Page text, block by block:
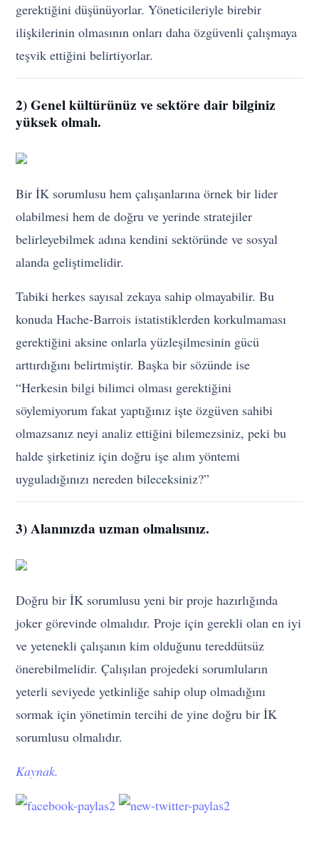
gerektiğini düşünüyorlar. Yöneticileriyle birebir
ilişkilerinin olmasının onları daha özgüvenli çalışmaya
teşvik ettiğini belirtiyorlar.
2) Genel kültürünüz ve sektöre dair bilginiz
yüksek olmalı.
Bir İK sorumlusu hem çalışanlarına örnek bir lider
olabilmesi hem de doğru ve yerinde stratejiler
belirleyebilmek adına kendini sektöründe ve sosyal
alanda geliştimelidir.
Tabiki herkes sayısal zekaya sahip olmayabilir. Bu
konuda Hache-Barrois istatistiklerden korkulmaması
gerektiğini aksine onlarla yüzleşilmesinin gücü
arttırdığını belirtmiştir. Başka bir sözünde ise
“Herkesin bilgi bilimci olması gerektiğini
söylemiyorum fakat yaptığınız işte özgüven sahibi
olmazsanız neyi analiz ettiğini bilemezsiniz, peki bu
halde şirketiniz için doğru işe alım yöntemi
uyguladığınızı nereden bileceksiniz?”
3) Alanınızda uzman olmalısınız.
Doğru bir İK sorumlusu yeni bir proje hazırlığında
joker görevinde olmalıdır. Proje için gerekli olan en iyi
ve yetenekli çalışanın kim olduğunu tereddütsüz
önerebilmelidir. Çalışılan projedeki sorumluların
yeterli seviyede yetkinliğe sahip olup olmadığını
sormak için yönetimin tercihi de yine doğru bir İK
sorumlusu olmalıdır.
Kaynak.